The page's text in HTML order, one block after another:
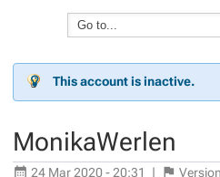
This account is inactive.
MonikaWerlen
24 Mar 2020 - 20:31 | Version